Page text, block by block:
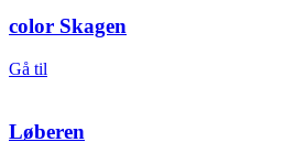
color Skagen
Gå til
Løberen